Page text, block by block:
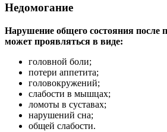
Недомогание
Нарушение общего состояния после
может проявляться в виде:
головной боли;
потери аппетита;
головокружений;
слабости в мышцах;
ломоты в суставах;
нарушений сна;
общей слабости.